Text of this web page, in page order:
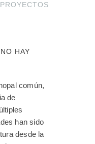
PROYECTOS
NO HAY
común,
de
han sido
desde la